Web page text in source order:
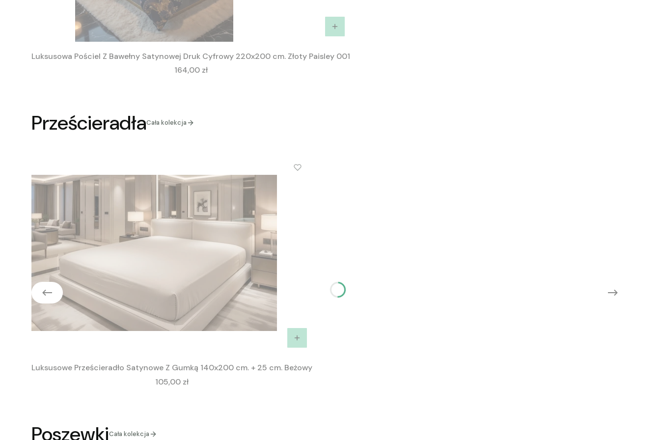
Luksusowa Pościel Z Bawełny Satynowej Druk Cyfrowy 220x200 cm. Złoty Paisley 001
Cena
164,00 zł
PrześcieradłaCała kolekcja
Luksusowe Prześcieradło Satynowe Z Gumką 140x200 cm. + 25 cm. Beżowy
Cena
105,00 zł
PoszewkiCała kolekcja